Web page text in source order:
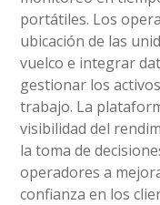
portátiles. Los
ubicación de las
vuelco e integrar
gestionar los
trabajo. La
visibilidad del
la toma de
operadores a
confianza en los